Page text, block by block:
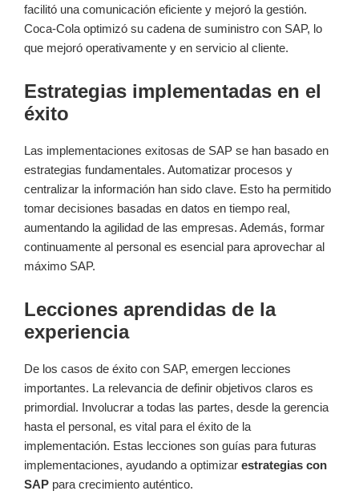
facilitó una comunicación eficiente y mejoró la gestión.
Coca-Cola optimizó su cadena de suministro con SAP, lo
que mejoró operativamente y en servicio al cliente.
Estrategias implementadas en el
éxito
Las implementaciones exitosas de SAP se han basado en
estrategias fundamentales. Automatizar procesos y
centralizar la información han sido clave. Esto ha permitido
tomar decisiones basadas en datos en tiempo real,
aumentando la agilidad de las empresas. Además, formar
continuamente al personal es esencial para aprovechar al
máximo SAP.
Lecciones aprendidas de la
experiencia
De los casos de éxito con SAP, emergen lecciones
importantes. La relevancia de definir objetivos claros es
primordial. Involucrar a todas las partes, desde la gerencia
hasta el personal, es vital para el éxito de la
implementación. Estas lecciones son guías para futuras
implementaciones, ayudando a optimizar estrategias con
SAP para crecimiento auténtico.